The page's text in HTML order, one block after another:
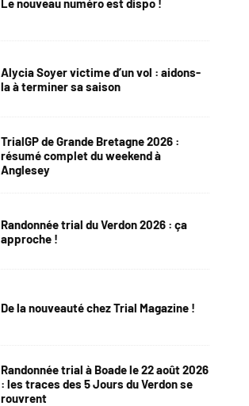
Alycia Soyer victime d’un vol : aidons-
la à terminer sa saison
TrialGP de Grande Bretagne 2026 :
résumé complet du weekend à
Anglesey
Randonnée trial du Verdon 2026 : ça
approche !
De la nouveauté chez Trial Magazine !
Randonnée trial à Boade le 22 août 2026
: les traces des 5 Jours du Verdon se
rouvrent